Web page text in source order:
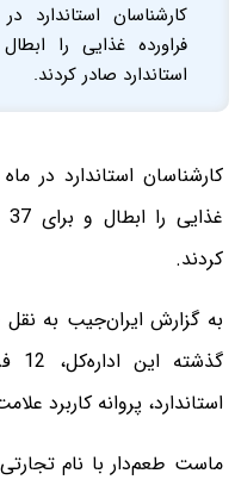
استاندارد صادر کردند.
کردند.
به گزارش ایران‌جیب به نقل
استاندارد، پروانه کاربرد
ماست طعم‌دار با نام